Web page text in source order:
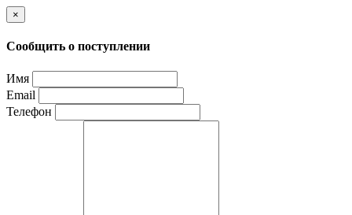
×
Сообщить о поступлении
Имя
Email
Телефон